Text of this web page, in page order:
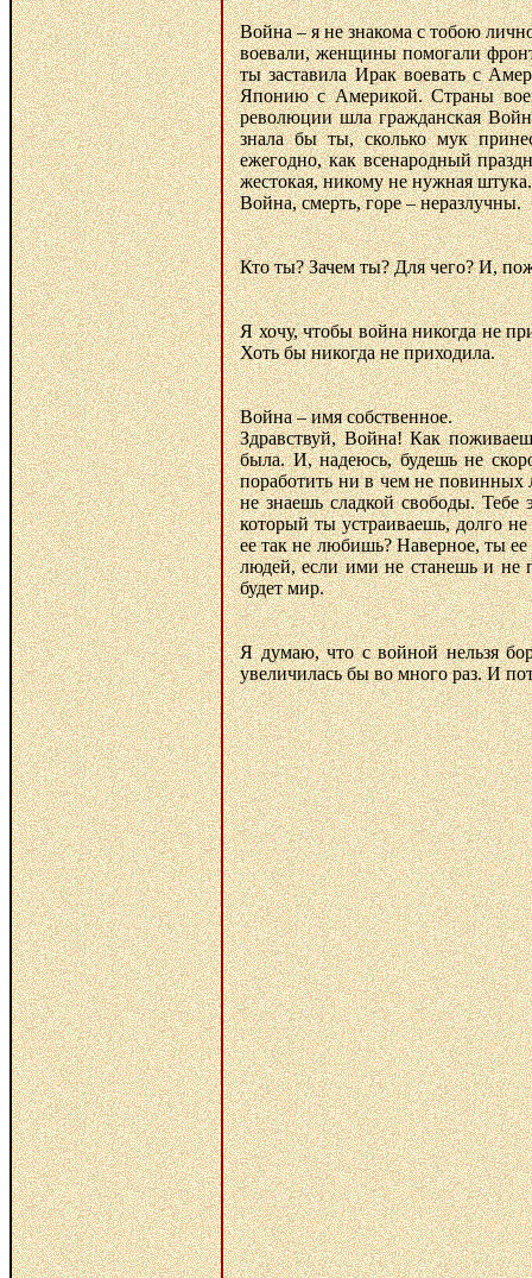
Война – я не знакома с тобою
воевали, женщины помогали
ты заставила Ирак воевать с
Японию с Америкой. Страны
революции шла гражданская
знала бы ты, сколько мук
ежегодно, как всенародный
жестокая, никому не нужная штука.
Война, смерть, горе – неразлучны.
Кто ты? Зачем ты? Для чего? И,
Я хочу, чтобы война никогда не
Хоть бы никогда не приходила.
Война – имя собственное.
Здравствуй, Война! Как
была. И, надеюсь, будешь не
поработить ни в чем не
не знаешь сладкой свободы.
который ты устраиваешь, долго
ее так не любишь? Наверное, ты
людей, если ими не станешь и не
будет мир.
Я думаю, что с войной нельзя
увеличилась бы во много раз. И